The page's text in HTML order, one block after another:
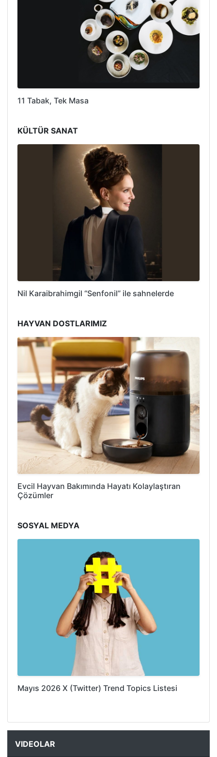
11 Tabak, Tek Masa
KÜLTÜR SANAT
Nil Karaibrahimgil “Senfonil” ile sahnelerde
HAYVAN DOSTLARIMIZ
Evcil Hayvan Bakımında Hayatı Kolaylaştıran
Çözümler
SOSYAL MEDYA
Mayıs 2026 X (Twitter) Trend Topics Listesi
VIDEOLAR